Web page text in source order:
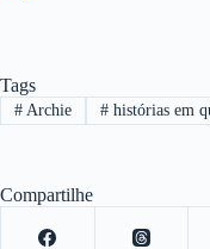
Tags
#Archie #histórias em
Compartilhe